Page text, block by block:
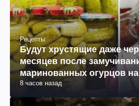
Рецепты
Будут хрустящие даже
месяцев после
маринованных огурцов
8 часов назад